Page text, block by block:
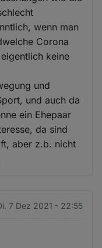
wenn man
Corona
keine
und
und auch da
ein Ehepaar
da sind
aber z.b. nicht
7 Dez 2021 - 22:55